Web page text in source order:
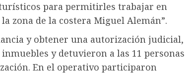
para permitirles trabajar en
zona de la costera Miguel Alemán”.
y obtener una autorización judicial,
y detuvieron a las 11 personas
En el operativo participaron